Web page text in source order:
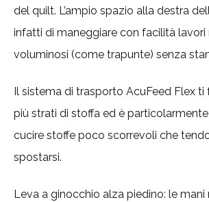
del quilt. L’ampio spazio alla destra
infatti di maneggiare con facilità
voluminosi (come trapunte) senza
Il sistema di trasporto AcuFeed Flex ti
più strati di stoffa ed è
cucire stoffe poco scorrevoli che
spostarsi.
Leva a ginocchio alza piedino: le